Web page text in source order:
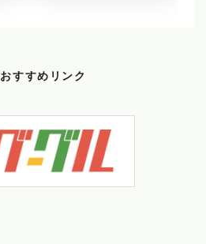
おすすめリンク